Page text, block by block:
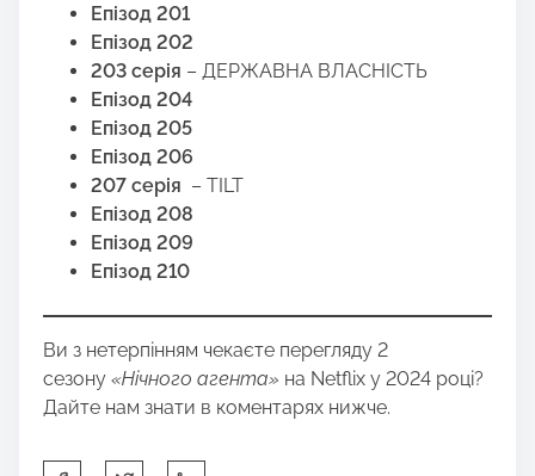
Епізод 201
Епізод 202
203 серія – ДЕРЖАВНА ВЛАСНІСТЬ
Епізод 204
Епізод 205
Епізод 206
207 серія – TILT
Епізод 208
Епізод 209
Епізод 210
Ви з нетерпінням чекаєте перегляду 2
сезону «Нічного агента» на Netflix у 2024 році?
Дайте нам знати в коментарях нижче.